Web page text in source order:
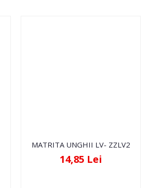
MATRITA UNGHII LV- ZZLV2
14,85 Lei